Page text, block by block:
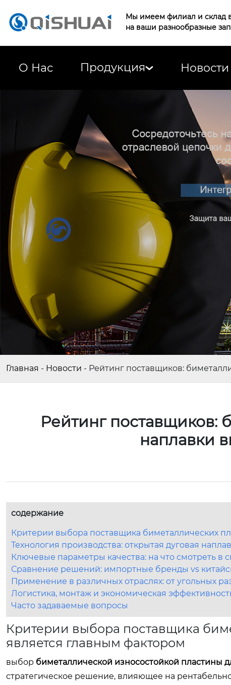
Мы имеем филиал и склад в
на ваши разнообразные
О Нас Продукция Новости
Главная - Новости - Рейтинг поставщиков:
Рейтинг поставщиков:
наплавки
содержание
Критерии выбора поставщика биметаллических
Технология производства: открытая дуговая
Ключевые параметры качества: на что смотреть в
Сравнение решений: импортные бренды vs
Применение в различных отраслях: от угольных
Логистика, монтаж и экономическая
Часто задаваемые вопросы
Критерии выбора поставщика
является главным фактором
выбор биметаллической износостойкой пластины
стратегическое решение, влияющее на